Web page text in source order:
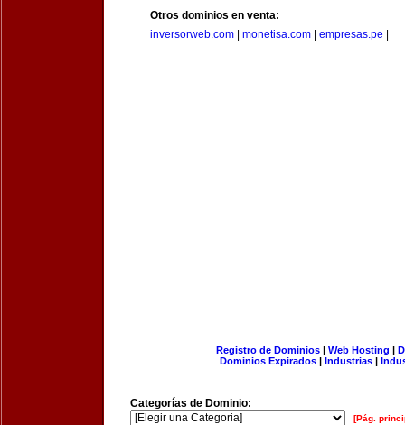
Otros dominios en venta:
inversorweb.com
monetisa.com empresas.pe
Registro de Dominios| Web Hosting |
Dominios Expirados | Industrias |
Categorías de Dominio:
[Pág.